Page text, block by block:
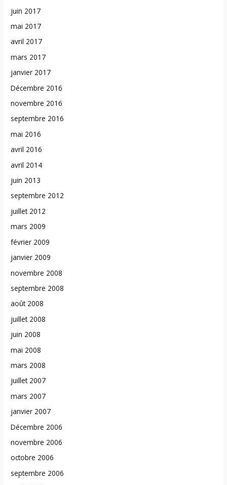
juin 2017
mai 2017
avril 2017
mars 2017
janvier 2017
Décembre 2016
novembre 2016
septembre 2016
mai 2016
avril 2016
avril 2014
juin 2013
septembre 2012
juillet 2012
mars 2009
février 2009
janvier 2009
novembre 2008
septembre 2008
août 2008
juillet 2008
juin 2008
mai 2008
mars 2008
juillet 2007
mars 2007
janvier 2007
Décembre 2006
novembre 2006
octobre 2006
septembre 2006